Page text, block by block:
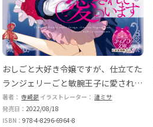
おしごと大好き令嬢ですが、仕立てた
ランジェリーごと敏腕王子に愛されて
います
著者：寺崎昴 イラストレーター：漣ミサ
発売日：2022/08/18
ISBN：978-4-8296-6964-8